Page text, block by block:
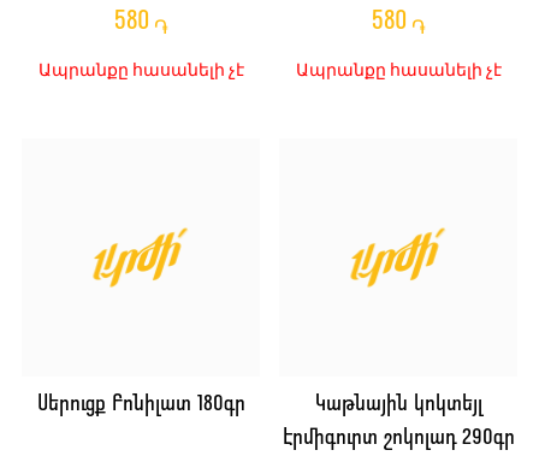
580 ֏
Ապրանքը հասանելի չէ
580 ֏
Ապրանքը հասանելի չէ
Սերուցք Բոնիլատ 180գր
Կաթնային կոկտեյլ
Էրմիգուրտ շոկոլադ 290գր